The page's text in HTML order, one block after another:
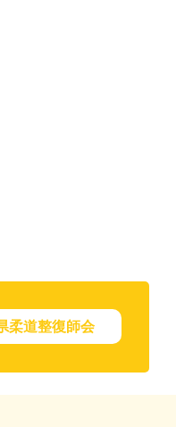
柔道整復師会